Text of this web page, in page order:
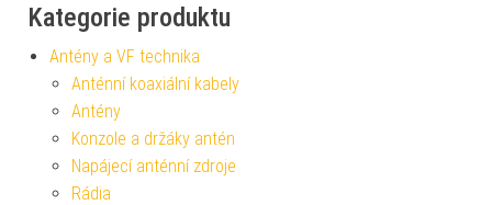
Kategorie produktu
Antény a VF technika
Anténní koaxiální kabely
Antény
Konzole a držáky antén
Napájecí anténní zdroje
Rádia